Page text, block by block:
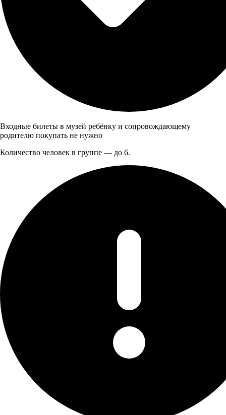
Входные билеты в музей ребёнку и сопровождающему
родителю покупать не нужно
Количество человек в группе — до 6.